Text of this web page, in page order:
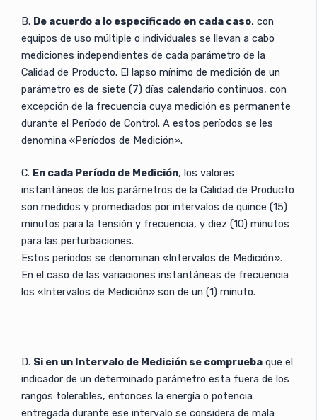
B. De acuerdo a lo especificado en cada caso, con
equipos de uso múltiple o individuales se llevan a cabo
mediciones independientes de cada parámetro de la
Calidad de Producto. El lapso mínimo de medición de un
parámetro es de siete (7) días calendario continuos, con
excepción de la frecuencia cuya medición es permanente
durante el Período de Control. A estos períodos se les
denomina «Períodos de Medición».
C. En cada Período de Medición, los valores
instantáneos de los parámetros de la Calidad de Producto
son medidos y promediados por intervalos de quince (15)
minutos para la tensión y frecuencia, y diez (10) minutos
para las perturbaciones.
Estos períodos se denominan «Intervalos de Medición».
En el caso de las variaciones instantáneas de frecuencia
los «Intervalos de Medición» son de un (1) minuto.
D. Si en un Intervalo de Medición se comprueba que el
indicador de un determinado parámetro esta fuera de los
rangos tolerables, entonces la energía o potencia
entregada durante ese intervalo se considera de mala